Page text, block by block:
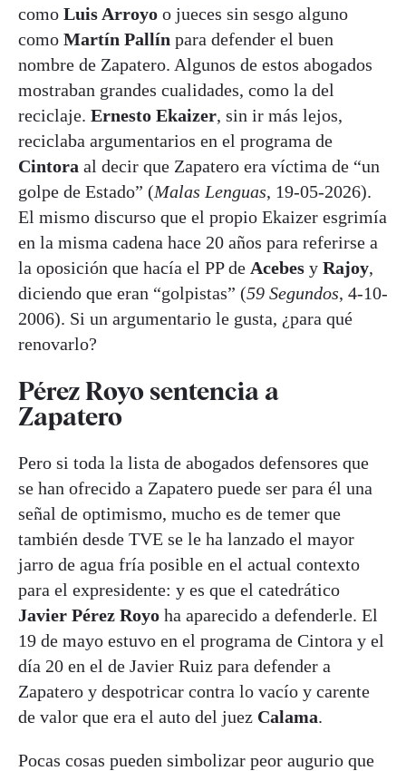
como Luis Arroyo o jueces sin sesgo alguno
como Martín Pallín para defender el buen
nombre de Zapatero. Algunos de estos abogados
mostraban grandes cualidades, como la del
reciclaje. Ernesto Ekaizer, sin ir más lejos,
reciclaba argumentarios en el programa de
Cintora al decir que Zapatero era víctima de “un
golpe de Estado” (Malas Lenguas, 19-05-2026).
El mismo discurso que el propio Ekaizer esgrimía
en la misma cadena hace 20 años para referirse a
la oposición que hacía el PP de Acebes y Rajoy,
diciendo que eran “golpistas” (59 Segundos, 4-10-
2006). Si un argumentario le gusta, ¿para qué
renovarlo?
Pérez Royo sentencia a
Zapatero
Pero si toda la lista de abogados defensores que
se han ofrecido a Zapatero puede ser para él una
señal de optimismo, mucho es de temer que
también desde TVE se le ha lanzado el mayor
jarro de agua fría posible en el actual contexto
para el expresidente: y es que el catedrático
Javier Pérez Royo ha aparecido a defenderle. El
19 de mayo estuvo en el programa de Cintora y el
día 20 en el de Javier Ruiz para defender a
Zapatero y despotricar contra lo vacío y carente
de valor que era el auto del juez Calama.
Pocas cosas pueden simbolizar peor augurio que